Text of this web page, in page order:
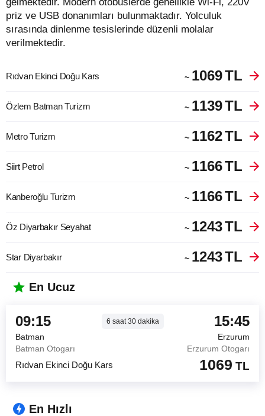
priz ve USB donanımları bulunmaktadır. Yolculuk
sırasında dinlenme tesislerinde düzenli molalar
verilmektedir.
Rıdvan Ekinci Doğu Kars ~ 1069TL
Özlem Batman Turizm ~ 1139TL
Metro Turizm ~ 1162TL
Siirt Petrol ~ 1166TL
Kanberoğlu Turizm ~ 1166TL
Öz Diyarbakır Seyahat ~ 1243TL
Star Diyarbakır ~ 1243TL
En Ucuz
09:15 6 saat30dakika 15:45
Batman
Erzurum
Batman Otogarı
Erzurum Otogarı
Rıdvan Ekinci Doğu Kars 1069 TL
En Hızlı